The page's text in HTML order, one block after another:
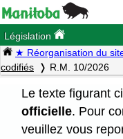
Législation
★ Réorganisation du
codifiés
R.M. 10/2026
Le texte figurant
officielle. Pour
veuillez vous